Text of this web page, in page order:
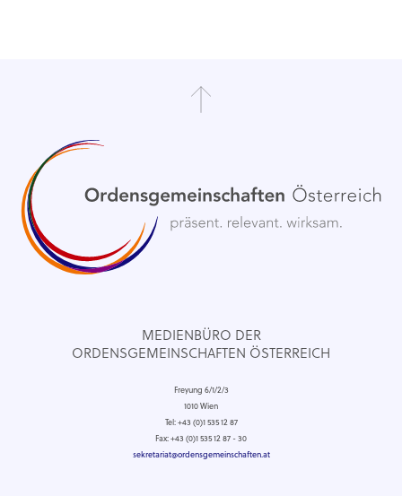
MEDIENBÜRO DER
ORDENSGEMEINSCHAFTEN ÖSTERREICH
Freyung 6/1/2/3
1010 Wien
Tel: +43 (0)1 535 12 87
Fax: +43 (0)1 535 12 87 - 30
sekretariat@ordensgemeinschaften.at